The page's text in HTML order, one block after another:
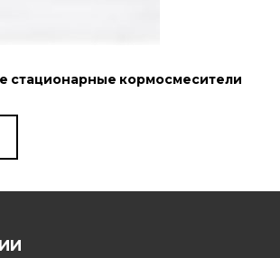
стационарные кормосмесители